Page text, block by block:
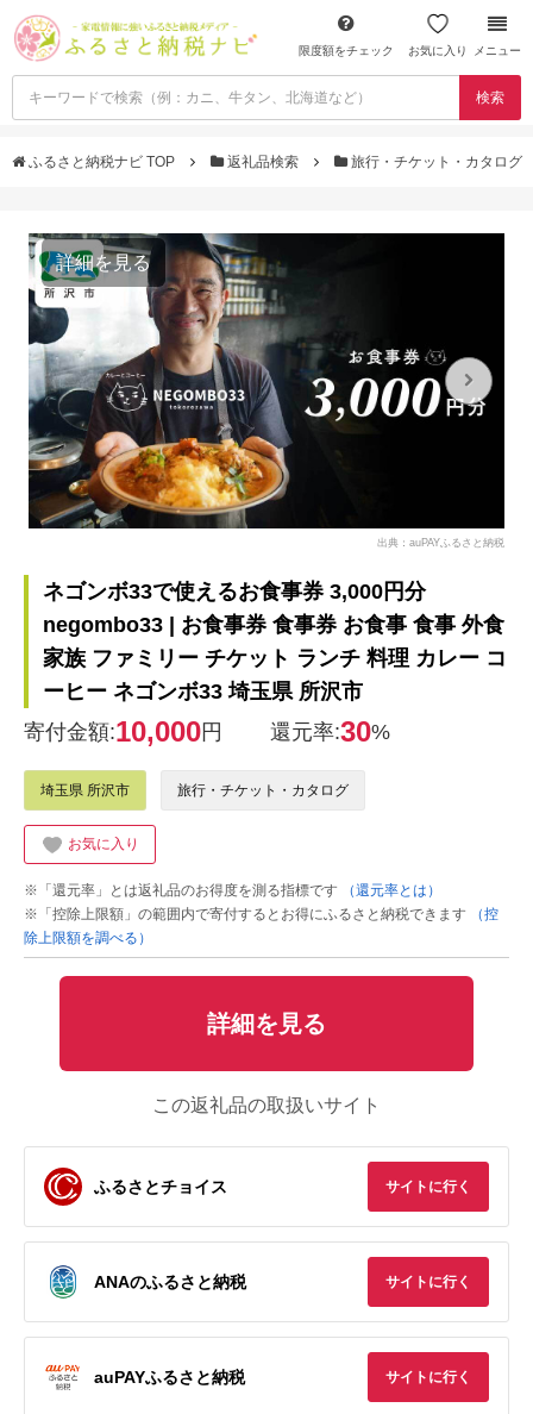
限度額をチェック お気に入り メニュー
検索
ふるさと納税ナビ TOP 返礼品検索 旅行・チケット・カタログ
詳細を見る
出典：auPAYふるさと納税
ネゴンボ33で使えるお食事券 3,000円分
negombo33 | お食事券 食事券 お食事 食事 外食
家族 ファミリー チケット ランチ 料理 カレー コ
ーヒー ネゴンボ33 埼玉県 所沢市
寄付金額:10,000円 還元率:30%
埼玉県 所沢市 旅行・チケット・カタログ
お気に入り
※「還元率」とは返礼品のお得度を測る指標です
（還元率とは）
※「控除上限額」の範囲内で寄付するとお得にふるさと納税できます
（控
除上限額を調べる）
詳細を見る
この返礼品の取扱いサイト
ふるさとチョイス サイトに行く
ANAのふるさと納税 サイトに行く
auPAYふるさと納税 サイトに行く